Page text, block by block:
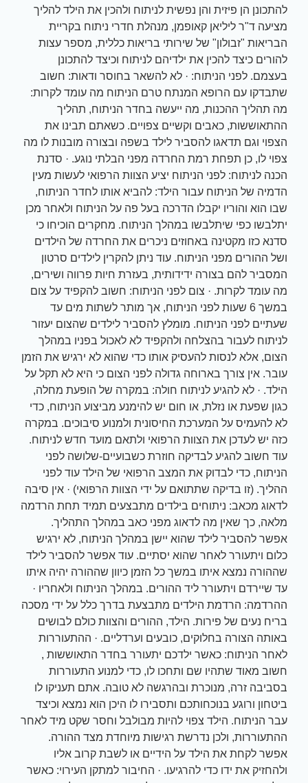
להתכונן הן פיזית והן נפשית לניתוח ולהכין את הילד להליך
מציעה ד"ר ליליאן קאופמן, מנהלת חדרי ניתוח בקריית
הבריאות "זבולון" של שירותי בריאות כללית, מספר עצות
להורים כיצד להכין את ילדיהם לניתוח וכיצד להתכונן
בעצמם. לפני הניתוח: · לא להשאר בחוסר ודאות: חשוב
שתבדקו עם הרופא המנתח טרם הניתוח מה עומד לקרות:
מה תהליך ההכנות, מה ייעשה בחדר הניתוח, תהליך
ההתאוששות, כאבים וקשיים צפויים. כשאתם תבינו את
הצפוי וגם תדאגו להסביר לילד בשפה ובצורה מובנות לו מה
צפוי לו, כן תפחת רמת החרדה מפני הבלתי נוגע. · סדנת
הכנה לניתוח: לפני הניתוח יציע הצוות הרפואי לעשות מעין
הדמיה של הניתוח עבור הילד: להביא אותו לחדר הניתוח,
שבו הוא והוריו יקבלו הדרכה בעל פה על הניתוח ולאחר מכן
יתלבשו כפי שיתלבשו במהלך הניתוח. מחקרים הוכיחו כי
סדנא כזו מקטינה באחוזים ניכרים את החרדה של הילדים
ושל ההורים מפני הניתוח. עוד ניתן להקרין לילדים סרטון
המסביר להם בצורה ידידותית, בעזרת חיות פרווה ושירים,
מה עומד לקרות. · צום לפני הניתוח: חשוב להקפיד על צום
במשך 6 שעות לפני הניתוח, אך מותר לשתות מים עד
שעתיים לפני הניתוח. מומלץ להסביר לילדים שהצום יעזור
לניתוח לעבור בהצלחה ולהקפיד לא לאכול בפניו במהלך
הצום, אלא לנסות להעסיק אותו כדי שהוא לא ירגיש את הזמן
עובר. אין צורך בארוחה גדולה לפני הצום כי היא לא תקל על
הילד. · לא להגיע לניתוח חולה: במקרה של הופעת מחלה,
כגון שפעת או נזלת, או חום יש להימנע מביצוע הניתוח, כדי
לא להעמיס על המערכת החיסונית ולמנוע סיבוכים. במקרה
כזה יש לעדכן את הצוות הרפואי ולתאם מועד חדש לניתוח.
עוד חשוב להגיע לבדיקה חוזרת כשבועיים-שלושה לפני
הניתוח, כדי לבדוק את המצב הרפואי של הילד עוד לפני
ההליך. (זו בדיקה שתתואם על ידי הצוות הרפואי) · אין סיבה
לדאוג מכאב: ניתוחים בילדים מתבצעים תמיד תחת הרדמה
מלאה, כך שאין מה לדאוג מפני כאב במהלך התהליך.
אפשר להסביר לילד שהוא יישן במהלך הניתוח, לא ירגיש
כלום ויתעורר לאחר שהוא יסתיים. עוד אפשר להסביר לילד
שההורה נמצא איתו במשך כל הזמן כיוון שההורה יהיה איתו
עד שיירדם ויתעורר ליד ההורים. במהלך הניתוח ולאחריו ·
ההרדמה: הרדמת הילדים מתבצעת בדרך כלל על ידי מסכה
בריח נעים של פירות. הילד, ההורים והצוות כולם לבושים
באותה הצורה בחלוקים, כובעים וערדליים. · ההתעוררות
לאחר הניתוח: כאשר ילדכם יתעורר בחדר התאוששות ,
חשוב מאוד שתהיו שם ותחכו לו, כדי למנוע התעוררות
בסביבה זרה, מנוכרת ובהרגשה לא טובה. אתם תעניקו לו
ביטחון ורוגע בנוכחותכם ותסבירו לו היכן הוא נמצא וכיצד
עבר הניתוח. הילד צפוי להיות מבולבל וחסר שקט מיד לאחר
ההתעוררות, ולכן נדרשת רגישות מיוחדת מצד ההורה.
אפשר לקחת את הילד על הידיים או לשבת קרוב אליו
ולהחזיק את ידו כדי להרגיעו. · החיבור למתקן העירוי: כאשר